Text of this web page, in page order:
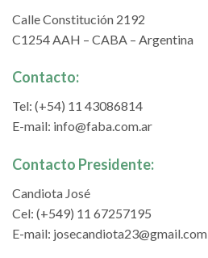
Calle Constitución 2192
C1254 AAH – CABA – Argentina
Contacto:
Tel: (+54) 11 43086814
E-mail: info@faba.com.ar
Contacto Presidente:
Candiota José
Cel: (+549) 11 67257195
E-mail: josecandiota23@gmail.com